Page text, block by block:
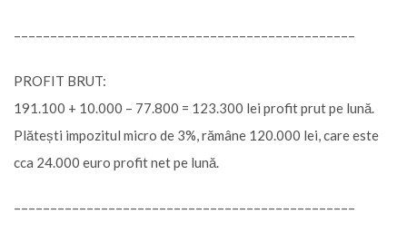
–––––––––––––––––––––––––––––––––––––––––––––––
PROFIT BRUT:
191.100 + 10.000 – 77.800 = 123.300 lei profit prut pe lună.
Plătești impozitul micro de 3%, rămâne 120.000 lei, care este
cca 24.000 euro profit net pe lună.
–––––––––––––––––––––––––––––––––––––––––––––––